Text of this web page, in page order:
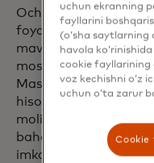
Ochiq bank
foydalangan holda,
mavjud arizalari va
mos keladi, bu esa
Mastercard Open
hisoblarining 95%
moliya institutlariga
baholash va kredit
imkonini beradi.
uchun ekranning
fayllarini
(o‘sha saytlarning
havola
cookie fayllarining
voz kechishni o‘z
uchun o‘ta zarur
Cookie